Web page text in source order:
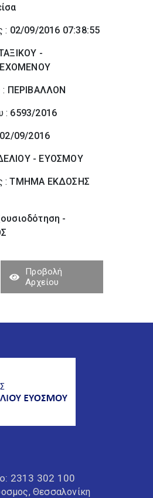
: 02/09/2016 07:38:55
-
ΠΕΡΙΒΑΛΛΟΝ
: 6593/2016
02/09/2016
- ΕΥΟΣΜΟΥ
:ΤΜΗΜΑ ΕΚΔΟΣΗΣ
-
Προβολή
Αρχείου
2313 302 100
Θεσσαλονίκη